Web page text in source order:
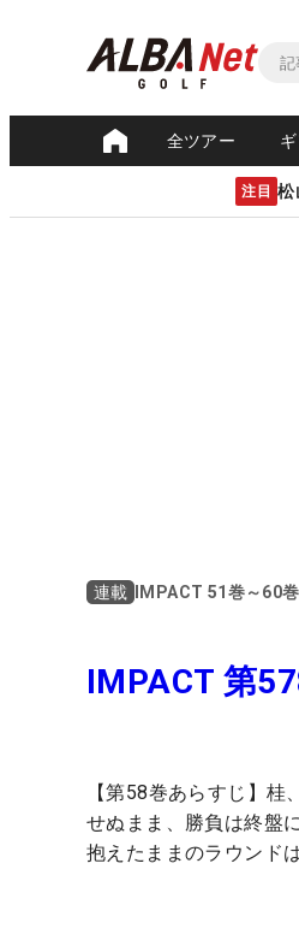
全ツアー
注目 松
連載 IMPACT 51巻～60巻
IMPACT 第
【第58巻あらすじ】
せぬまま、勝負は終盤
抱えたままのラウンド